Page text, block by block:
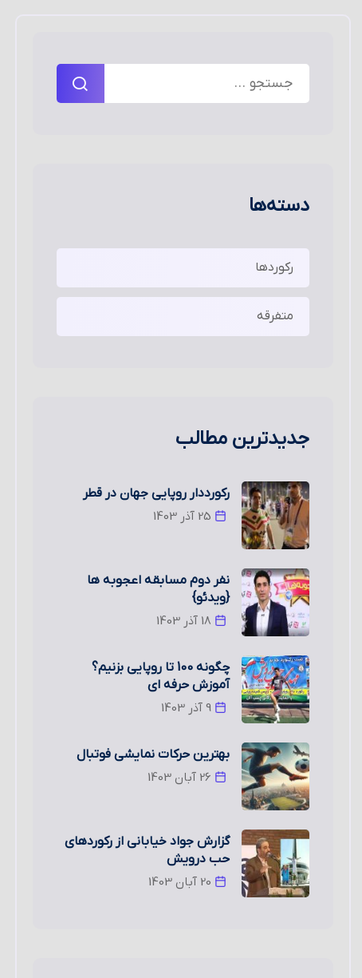
دسته‌ها
رکوردها
متفرقه
جدیدترین مطالب
رکورددار روپایی جهان در قطر
نفر دوم مسابقه اعجوبه ها
{ویدئو}
چگونه 100 تا روپایی بزنیم؟
آموزش حرفه ای
9 آذر 1403
بهترین حرکات نمایشی فوتبال
گزارش جواد خیابانی از رکوردهای
حب درویش